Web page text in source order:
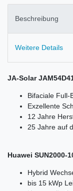
Beschreibung
Weitere Details
JA-Solar
Bifaciale Full-
Exzellente
12 Jahre
25 Jahre auf
Huawei SUN2000-
Hybrid
bis 15 kWp